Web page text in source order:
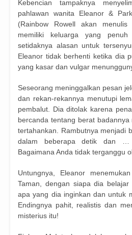
Kebencian tampaknya
pahlawan wanita Eleanor &
(Rainbow Rowell akan menulis
memiliki keluarga yang
setidaknya alasan untuk
Eleanor tidak berhenti ketika dia
yang kasar dan vulgar
Seseorang meninggalkan pesan
dan rekan-rekannya menutupi
pembalut. Dia ditolak karena
bercanda tentang berat
tertahankan. Rambutnya menjadi
dalam beberapa detik dan
Bagaimana Anda tidak terganggu
Untungnya, Eleanor
Taman, dengan siapa dia belajar
apa yang dia inginkan dan untuk
Endingnya pahit, realistis dan
misterius itu!